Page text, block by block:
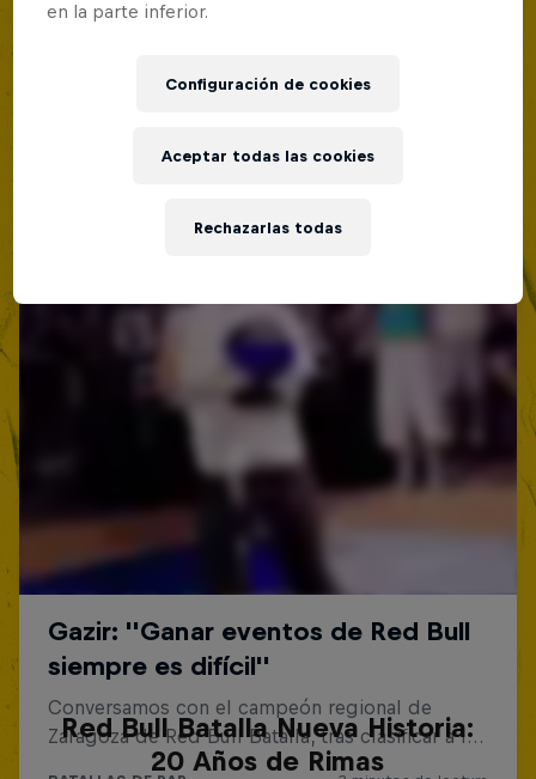
Red Bull Batalla Nueva Historia:
20 Años de Rimas
en la parte inferior.
Configuración de cookies
Rechazarlas todas
Aceptar todas las cookies